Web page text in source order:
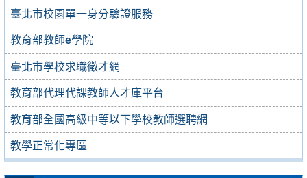
臺北市校園單一身分驗證服務
教育部教師e學院
臺北市學校求職徵才網
教育部代理代課教師人才庫平台
教育部全國高級中等以下學校教師選聘網
教學正常化專區